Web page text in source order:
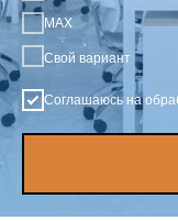
MAX
Свой вариант
Соглашаюсь на